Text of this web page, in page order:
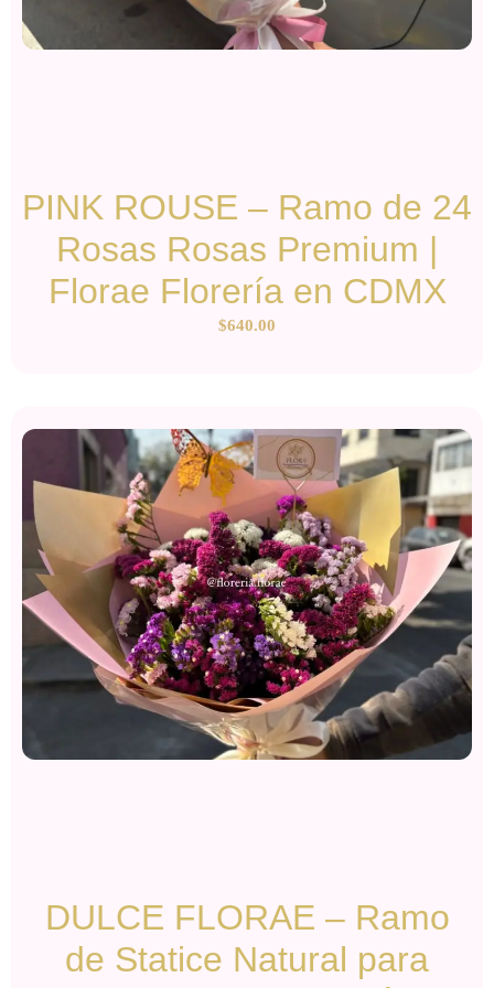
PINK ROUSE – Ramo de 24
Rosas Rosas Premium |
Florae Florería en CDMX
$640.00
DULCE FLORAE – Ramo
de Statice Natural para